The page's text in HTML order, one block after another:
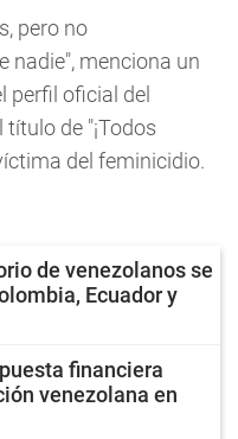
pero no
nadie", menciona un
perfil oficial del
de "¡Todos
del feminicidio.
de venezolanos se
Ecuador y
financiera
venezolana en